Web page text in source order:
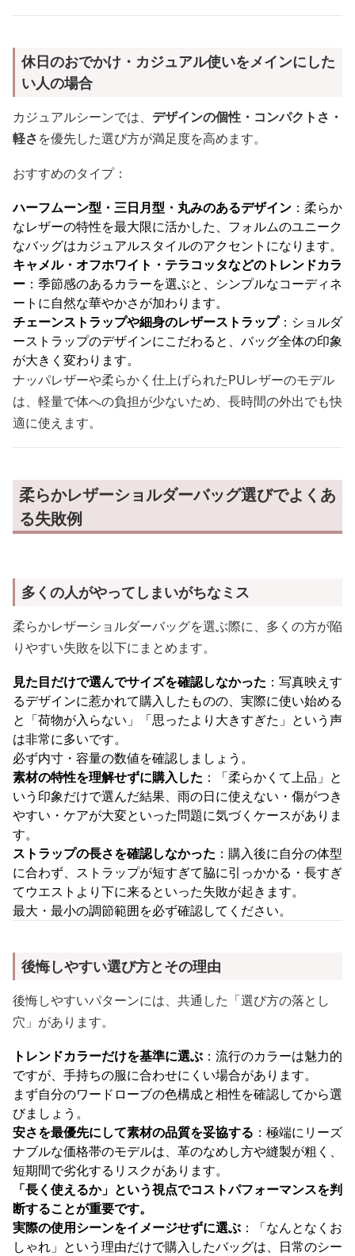
休日のおでかけ・カジュアル使いをメインにした
い人の場合
カジュアルシーンでは、 デザインの個性・コンパクトさ・
軽さを優先した選び方が満足度を高めます。
おすすめのタイプ：
ハーフムーン型・三日月型・丸みのあるデザイン ：柔らか
なレザーの特性を最大限に活かした、フォルムのユニーク
なバッグはカジュアルスタイルのアクセントになります。
キャメル・オフホワイト・テラコッタなどのトレンドカラ
ー ：季節感のあるカラーを選ぶと、シンプルなコーディネ
ートに自然な華やかさが加わります。
チェーンストラップや細身のレザーストラップ：ショルダ
ーストラップのデザインにこだわると、バッグ全体の印象
が大きく変わります。
ナッパレザーや柔らかく仕上げられたPUレザーのモデル
は、軽量で体への負担が少ないため、長時間の外出でも快
適に使えます。
柔らかレザーショルダーバッグ選びでよくあ
る失敗例
多くの人がやってしまいがちなミス
柔らかレザーショルダーバッグを選ぶ際に、多くの方が陥
りやすい失敗を以下にまとめます。
見た目だけで選んでサイズを確認しなかった ：写真映えす
るデザインに惹かれて購入したものの、実際に使い始める
と「荷物が入らない」「思ったより大きすぎた」という声
は非常に多いです。
必ず内寸・容量の数値を確認しましょう。
素材の特性を理解せずに購入した ：「柔らかくて上品」と
いう印象だけで選んだ結果、雨の日に使えない・傷がつき
やすい・ケアが大変といった問題に気づくケースがありま
す。
ストラップの長さを確認しなかった ：購入後に自分の体型
に合わず、ストラップが短すぎて脇に引っかかる・長すぎ
てウエストより下に来るといった失敗が起きます。
最大・最小の調節範囲を必ず確認してください。
後悔しやすい選び方とその理由
後悔しやすいパターンには、共通した「選び方の落とし
穴」があります。
トレンドカラーだけを基準に選ぶ ：流行のカラーは魅力的
ですが、手持ちの服に合わせにくい場合があります。
まず自分のワードローブの色構成と相性を確認してから選
びましょう。
安さを最優先にして素材の品質を妥協する ：極端にリーズ
ナブルな価格帯のモデルは、革のなめし方や縫製が粗く、
短期間で劣化するリスクがあります。
「長く使えるか」という視点でコストパフォーマンスを判
断することが重要です。
実際の使用シーンをイメージせずに選ぶ ：「なんとなくお
しゃれ」という理由だけで購入したバッグは、日常のシー